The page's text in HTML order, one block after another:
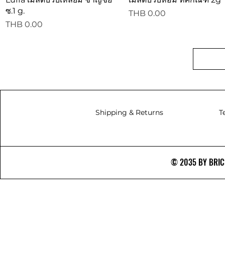
ซ.1 g.
Price
THB 0.00
Price
THB 0.00
Shipping & Returns
© 2035 BY